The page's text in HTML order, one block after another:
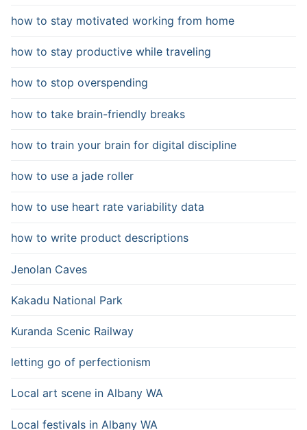
how to stay motivated working from home
how to stay productive while traveling
how to stop overspending
how to take brain-friendly breaks
how to train your brain for digital discipline
how to use a jade roller
how to use heart rate variability data
how to write product descriptions
Jenolan Caves
Kakadu National Park
Kuranda Scenic Railway
letting go of perfectionism
Local art scene in Albany WA
Local festivals in Albany WA